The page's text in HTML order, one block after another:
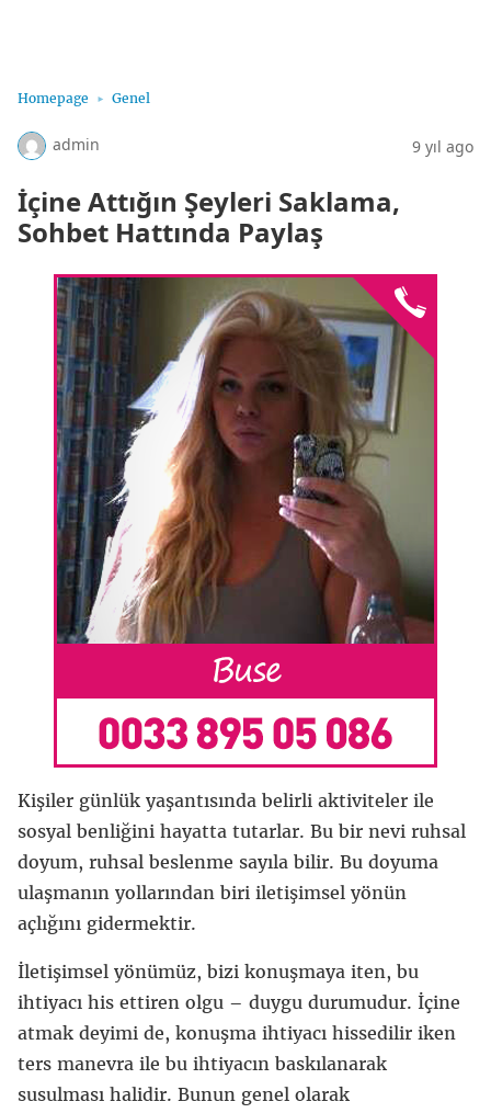
Homepage Genel
admin 9 yıl ago
İçine Attığın Şeyleri Saklama,
Sohbet Hattında Paylaş
Kişiler günlük yaşantısında belirli aktiviteler ile
sosyal benliğini hayatta tutarlar. Bu bir nevi ruhsal
doyum, ruhsal beslenme sayıla bilir. Bu doyuma
ulaşmanın yollarından biri iletişimsel yönün
açlığını gidermektir.
İletişimsel yönümüz, bizi konuşmaya iten, bu
ihtiyacı his ettiren olgu – duygu durumudur. İçine
atmak deyimi de, konuşma ihtiyacı hissedilir iken
ters manevra ile bu ihtiyacın baskılanarak
susulması halidir. Bunun genel olarak